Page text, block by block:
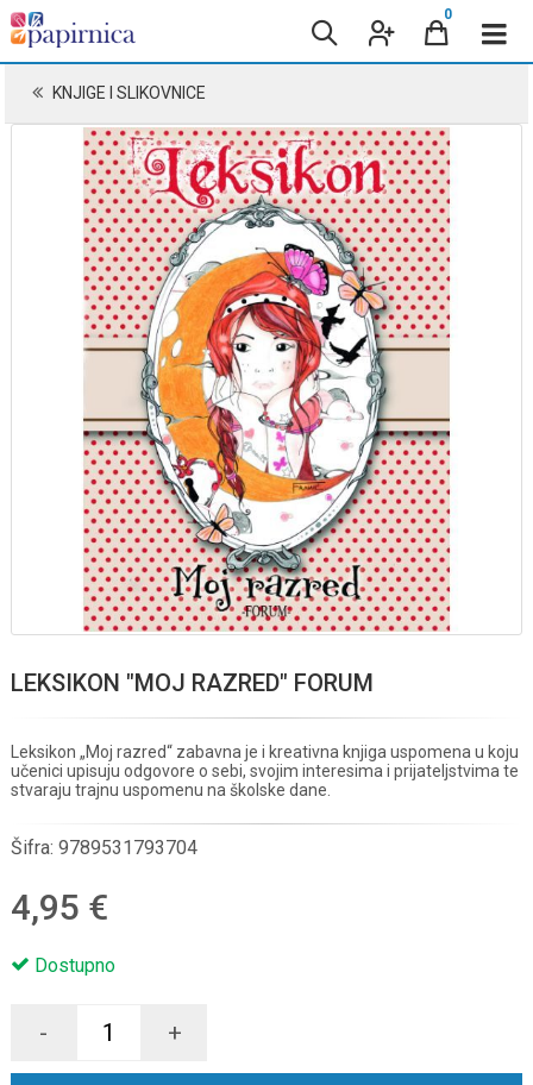
0
KNJIGE I SLIKOVNICE
LEKSIKON "MOJ RAZRED" FORUM
Leksikon „Moj razred“ zabavna je i kreativna knjiga uspomena u koju
učenici upisuju odgovore o sebi, svojim interesima i prijateljstvima te
stvaraju trajnu uspomenu na školske dane.
Šifra: 9789531793704
4,95 €
Dostupno
- +